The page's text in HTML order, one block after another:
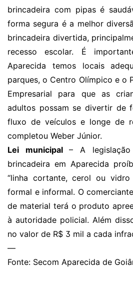
brincadeira com pipas é
forma segura é a melhor
brincadeira divertida,
recesso escolar. É
Aparecida temos locais
parques, o Centro Olímpico e o
Empresarial para que as
adultos possam se divertir de
fluxo de veículos e longe de
completou Weber Júnior.
Lei municipal– A
brincadeira em Aparecida
“linha cortante, cerol ou
formal e informal. O
de material terá o produto
à autoridade policial. Além
no valor de R$ 3 mil a cada
—
Fonte: Secom Aparecida de